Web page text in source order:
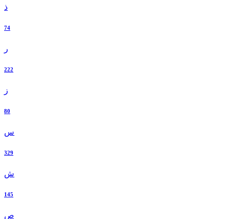
ذ
74
ر
222
ز
80
س
329
ش
145
ص